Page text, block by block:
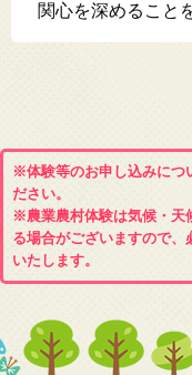
関心を深めること
※体験等のお申し込みにつ
ださい。
※農業農村体験は気候・天
る場合がございますので
いたします。